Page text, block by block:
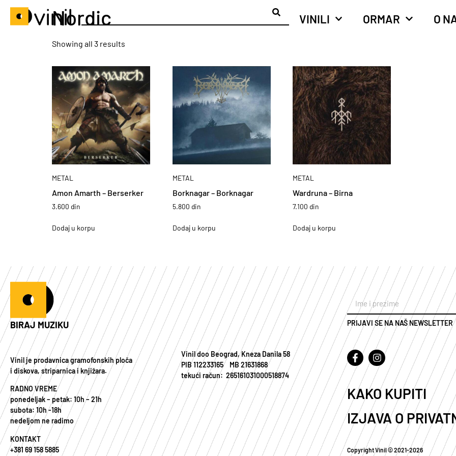
VINILI ORMAR O
Nordic
Showing all 3 results
METAL
Amon Amarth – Berserker
3.600 din
Dodaj u korpu
METAL
Borknagar – Borknagar
5.800 din
Dodaj u korpu
METAL
Wardruna – Birna
7.100din
Dodaj u korpu
BIRAJ MUZIKU
Vinil je prodavnica gramofonskih ploča
i diskova, striparnica i knjižara.
RADNO VREME
ponedeljak – petak: 10h – 21h
subota: 10h -18h
nedeljom ne radimo
KONTAKT
+381 69 158 5885
Vinil doo Beograd, Kneza Danila 58
PIB 112233165 MB 21631868
tekući račun: 265161031000518874
PRIJAVI SE NA NAŠ NEWSLETTER
KAKO KUPITI
IZJAVA O
Copyright Vinil © 2021-2026